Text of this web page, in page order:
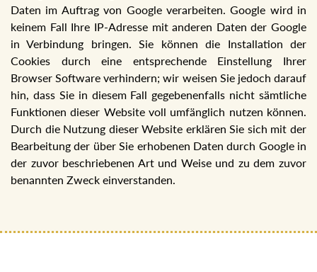
Daten im Auftrag von Google verarbeiten. Google wird in
keinem Fall Ihre IP-Adresse mit anderen Daten der Google
in Verbindung bringen. Sie können die Installation der
Cookies durch eine entsprechende Einstellung Ihrer
Browser Software verhindern; wir weisen Sie jedoch darauf
hin, dass Sie in diesem Fall gegebenenfalls nicht sämtliche
Funktionen dieser Website voll umfänglich nutzen können.
Durch die Nutzung dieser Website erklären Sie sich mit der
Bearbeitung der über Sie erhobenen Daten durch Google in
der zuvor beschriebenen Art und Weise und zu dem zuvor
benannten Zweck einverstanden.